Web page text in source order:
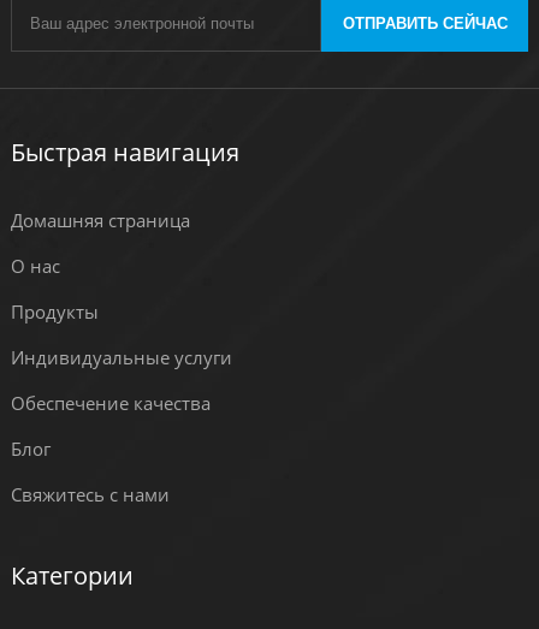
ОТПРАВИТЬ СЕЙЧАС
Быстрая навигация
Домашняя страница
О нас
Продукты
Индивидуальные услуги
Обеспечение качества
Блог
Свяжитесь с нами
Категории